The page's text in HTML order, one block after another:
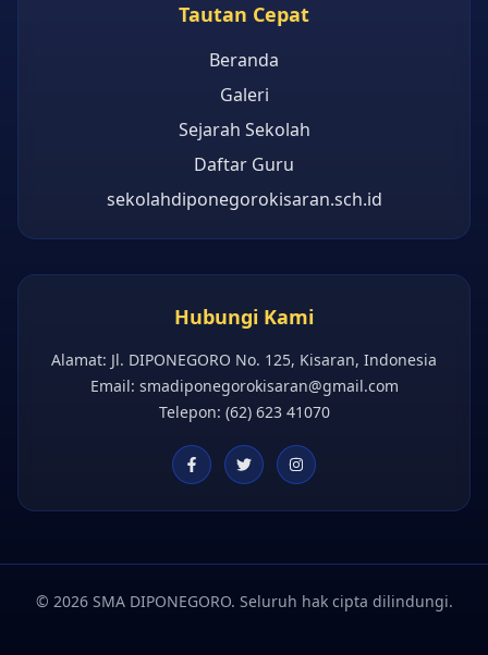
Tautan Cepat
Beranda
Galeri
Sejarah Sekolah
Daftar Guru
sekolahdiponegorokisaran.sch.id
Hubungi Kami
Alamat: Jl. DIPONEGORO No. 125, Kisaran, Indonesia
Email: smadiponegorokisaran@gmail.com
Telepon: (62) 623 41070
© 2026 SMA DIPONEGORO. Seluruh hak cipta dilindungi.